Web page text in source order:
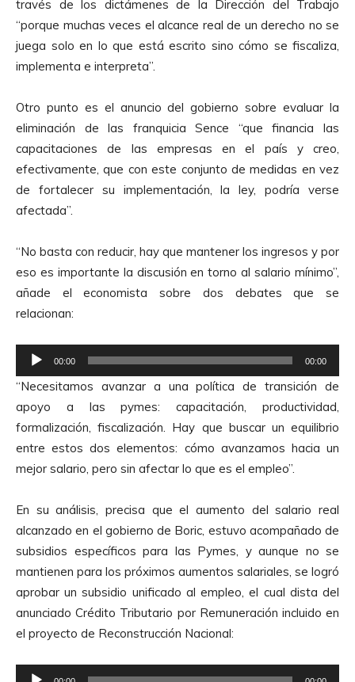
través de los dictámenes de la Dirección del Trabajo
“porque muchas veces el alcance real de un derecho no se
juega solo en lo que está escrito sino cómo se fiscaliza,
implementa e interpreta”.
Otro punto es el anuncio del gobierno sobre evaluar la
eliminación de las franquicia Sence “que financia las
capacitaciones de las empresas en el país y creo,
efectivamente, que con este conjunto de medidas en vez
de fortalecer su implementación, la ley, podría verse
afectada”.
“No basta con reducir, hay que mantener los ingresos y por
eso es importante la discusión en torno al salario mínimo”,
añade el economista sobre dos debates que se
relacionan:
e
p
r
o
d
u
t
o
r
d
e
A
u
d
00:00 00:00
“Necesitamos avanzar a unapolítica de transiciónde
apoyo a las pymes: capacitación, productividad,
formalización, fiscalización. Hay que buscar un equilibrio
entre estos dos elementos: cómo avanzamos hacia un
mejor salario, pero sin afectar lo que es el empleo”.
En su análisis, precisa que el aumento del salario real
alcanzado en el gobierno de Boric, estuvo acompañado de
subsidios específicos para las Pymes, y aunque no se
mantienen para los próximos aumentos salariales, se logró
aprobar un subsidio unificado al empleo, el cual dista del
anunciado Crédito Tributario por Remuneración incluido en
el proyecto de Reconstrucción Nacional: